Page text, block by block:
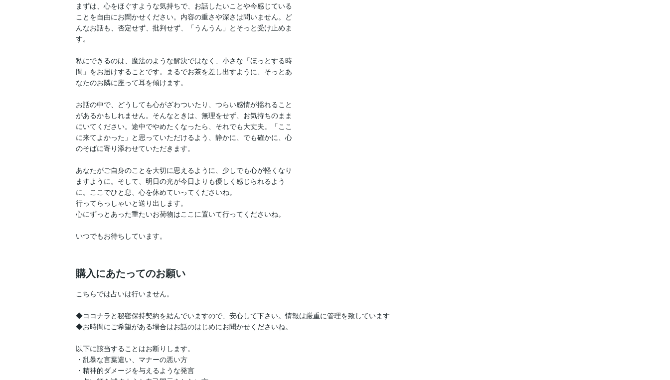
まずは、心をほぐすような気持ちで、お話したいことや今感じている
ことを自由にお聞かせください。内容の重さや深さは問いません。ど
んなお話も、否定せず、批判せず、「うんうん」とそっと受け止めま
す。
私にできるのは、魔法のような解決ではなく、小さな「ほっとする時
間」をお届けすることです。まるでお茶を差し出すように、そっとあ
なたのお隣に座って耳を傾けます。
お話の中で、どうしても心がざわついたり、つらい感情が揺れること
があるかもしれません。そんなときは、無理をせず、お気持ちのまま
にいてください。途中でやめたくなったら、それでも大丈夫。「ここ
に来てよかった」と思っていただけるよう、静かに、でも確かに、心
のそばに寄り添わせていただきます。
あなたがご自身のことを大切に思えるように、少しでも心が軽くなり
ますように。そして、明日の光が今日よりも優しく感じられるよう
に。ここでひと息、心を休めていってくださいね。
行ってらっしゃいと送り出します。
心にずっとあった重たいお荷物はここに置いて行ってくださいね。
いつでもお待ちしています。
購入にあたってのお願い
こちらでは占いは行いません。
◆ココナラと秘密保持契約を結んでいますので、安心して下さい。情報は厳重に管理を致しています
◆お時間にご希望がある場合はお話のはじめにお聞かせくださいね。
以下に該当することはお断りします。
・乱暴な言葉遣い、マナーの悪い方
・精神的ダメージを与えるような発言